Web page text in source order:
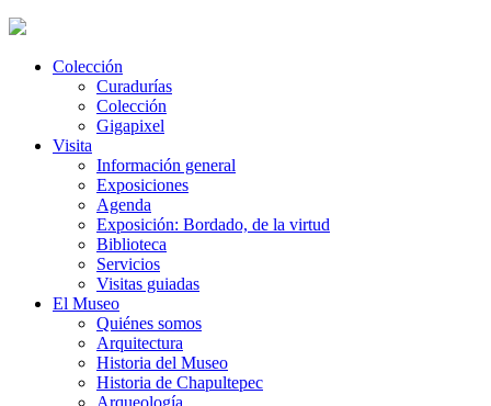
Colección
Curadurías
Colección
Gigapixel
Visita
Información general
Exposiciones
Agenda
Exposición: Bordado, de la virtud
Biblioteca
Servicios
Visitas guiadas
El Museo
Quiénes somos
Arquitectura
Historia del Museo
Historia de Chapultepec
Arqueología